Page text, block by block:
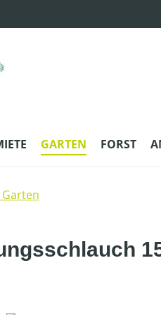
GARTEN FORST